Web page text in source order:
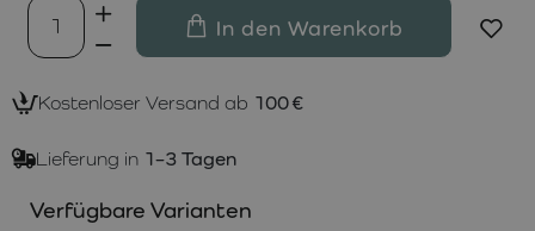
In den Warenkorb
Kostenloser Versand ab 100 €
Lieferung in 1–3 Tagen
Verfügbare Varianten